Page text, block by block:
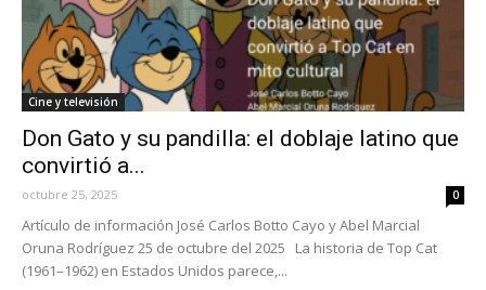
Cine y televisión
Don Gato y su pandilla: el doblaje latino que
convirtió a...
octubre 25, 2025 0
Artículo de información José Carlos Botto Cayo y Abel Marcial
Oruna Rodríguez 25 de octubre del 2025 La historia de Top Cat
(1961–1962) en Estados Unidos parece,...